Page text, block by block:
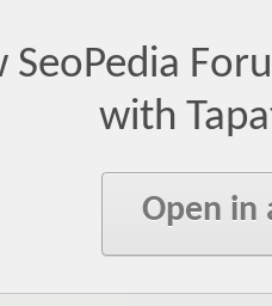
SeoPedia
with
Open in